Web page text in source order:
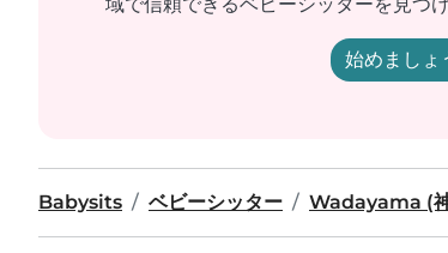
始めましょ
Babysits ベビーシッター Wadayama (